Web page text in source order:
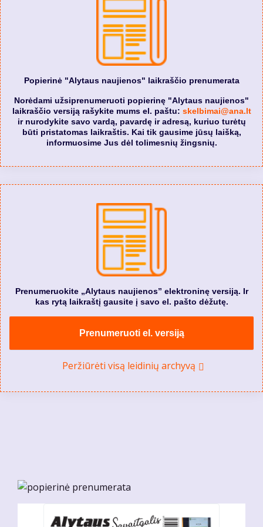
Popierinė "Alytaus naujienos" laikraščio prenumerata
Norėdami užsiprenumeruoti popierinę "Alytaus naujienos"
laikraščio versiją rašykite mums el. paštu: skelbimai@ana.lt
ir nurodykite savo vardą, pavardę ir adresą, kuriuo turėtų
būti pristatomas laikraštis. Kai tik gausime jūsų laišką,
informuosime Jus dėl tolimesnių žingsnių.
Prenumeruokite „Alytaus naujienos” elektroninę versiją. Ir
kas rytą laikraštį gausite į savo el. pašto dėžutę.
Prenumeruoti el. versiją
Peržiūrėti visą leidinių archyvą